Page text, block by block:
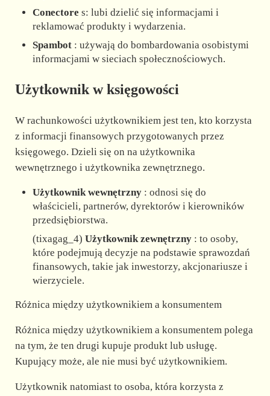
Conectore s: lubi dzielić się informacjami i
reklamować produkty i wydarzenia.
Spambot : używają do bombardowania osobistymi
informacjami w sieciach społecznościowych.
Użytkownik w księgowości
W rachunkowości użytkownikiem jest ten, kto korzysta
z informacji finansowych przygotowanych przez
księgowego. Dzieli się on na użytkownika
wewnętrznego i użytkownika zewnętrznego.
Użytkownik wewnętrzny : odnosi się do
właścicieli, partnerów, dyrektorów i kierowników
przedsiębiorstwa.
(tixagag_4)Użytkownik zewnętrzny : to osoby,
które podejmują decyzje na podstawie sprawozdań
finansowych, takie jak inwestorzy, akcjonariusze i
wierzyciele.
Różnica między użytkownikiem a konsumentem
Różnica między użytkownikiem a konsumentem polega
na tym, że ten drugi kupuje produkt lub usługę.
Kupujący może, ale nie musi być użytkownikiem.
Użytkownik natomiast to osoba, która korzysta z